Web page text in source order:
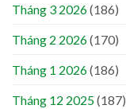
Tháng 3 2026(186)
Tháng 2 2026(170)
Tháng 1 2026(186)
Tháng 12 2025(187)